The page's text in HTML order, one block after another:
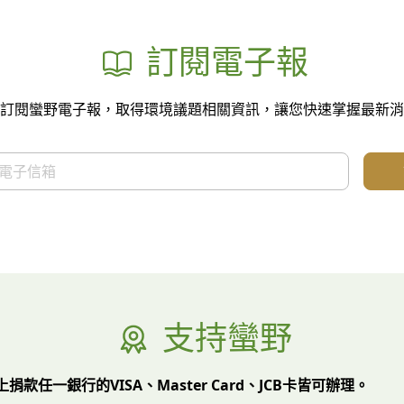
訂閱電子報
閱蠻野電子報，取得環境議題相關資訊，讓您快速掌握最新消
支持蠻野
捐款任一銀行的VISA、Master Card、JCB卡皆可辦理。